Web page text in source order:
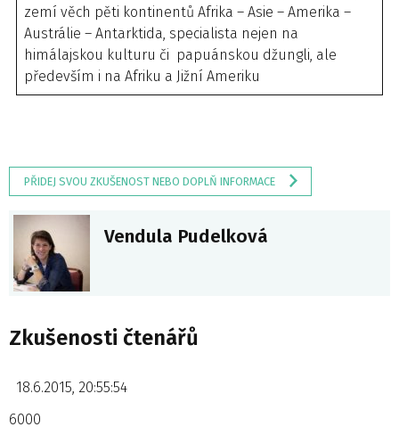
zemí věch pěti kontinentů Afrika – Asie – Amerika –
Austrálie – Antarktida, specialista nejen na
himálajskou kulturu či papuánskou džungli, ale
především i na Afriku a Jižní Ameriku
PŘIDEJ SVOU ZKUŠENOST NEBO DOPLŇ INFORMACE
Vendula Pudelková
Zkušenosti čtenářů
18.6.2015, 20:55:54
6000